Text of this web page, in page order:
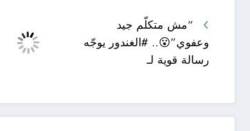
“مش متكلّم جيد
وعفوي”😮.. #الغندور يوجّه
رسالة قوية لـ